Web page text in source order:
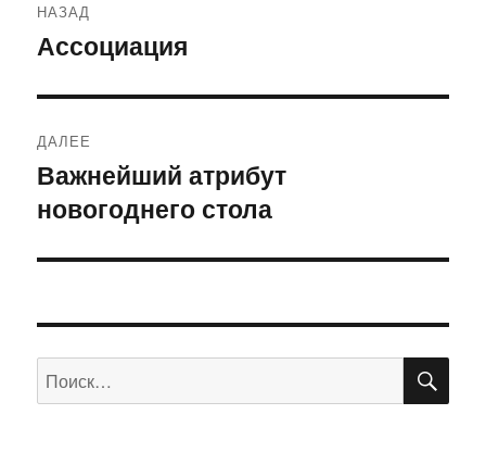
по
НАЗАД
Предыдущая
Ассоциация
ДАЛЕЕ
Следующая
запись:
Важнейший атрибут
новогоднего стола
Искать: